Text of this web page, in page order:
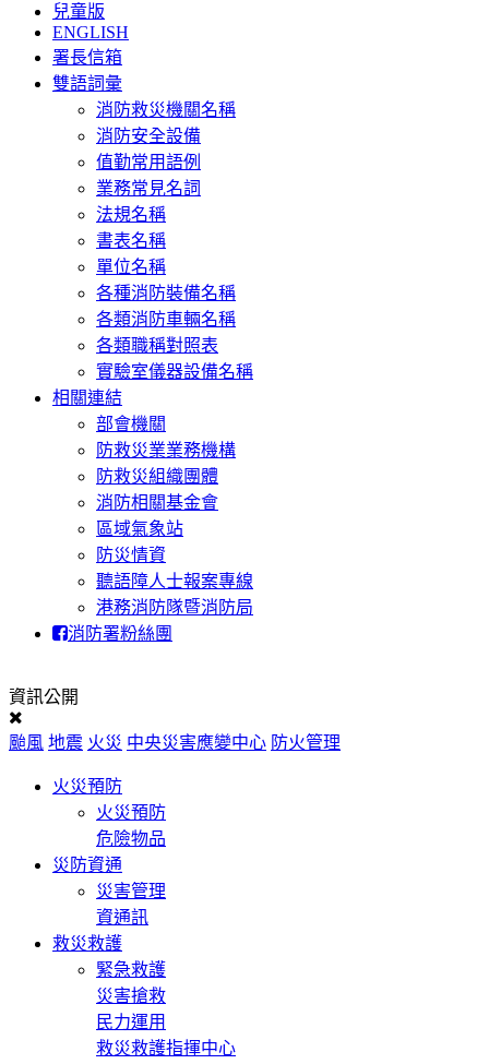
兒童版
ENGLISH
署長信箱
雙語詞彙
消防救災機關名稱
消防安全設備
值勤常用語例
業務常見名詞
法規名稱
書表名稱
單位名稱
各種消防裝備名稱
各類消防車輛名稱
各類職稱對照表
實驗室儀器設備名稱
相關連結
部會機關
防救災業業務機構
防救災組織團體
消防相關基金會
區域氣象站
防災情資
聽語障人士報案專線
港務消防隊暨消防局
消防署粉絲團
資訊公開
颱風 地震 火災 中央災害應變中心 防火管理
火災預防
火災預防
危險物品
災防資通
災害管理
資通訊
救災救護
緊急救護
災害搶救
民力運用
救災救護指揮中心